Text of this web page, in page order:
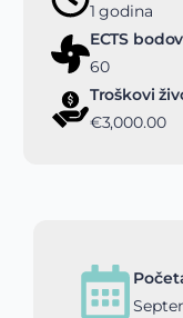
1 godina
ECTS
60
Troškovi
€3,000.00